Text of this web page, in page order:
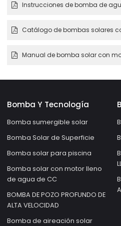
Instrucciones de bomba de
Catálogo de bombas solares
Manual de bomba solar con
Bomba Y Tecnología
Bomba sumergible solar
Bomba Solar de Superficie
Bomba solar para piscina
Bomba solar con motor lleno
de agua de CC
BOMBA DE POZO PROFUNDO DE
ALTA VELOCIDAD
Bomba de aireación solar